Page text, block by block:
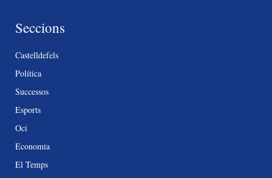
Seccions
Castelldefels
Política
Successos
Esports
Oci
Economia
El Temps